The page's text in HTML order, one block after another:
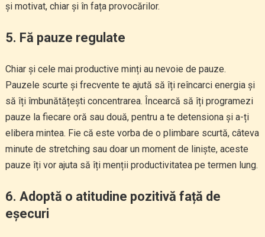
și motivat, chiar și în fața provocărilor.
5. Fă pauze regulate
Chiar și cele mai productive minți au nevoie de pauze.
Pauzele scurte și frecvente te ajută să îți reîncarci energia și
să îți îmbunătățești concentrarea. Încearcă să îți programezi
pauze la fiecare oră sau două, pentru a te detensiona și a-ți
elibera mintea. Fie că este vorba de o plimbare scurtă, câteva
minute de stretching sau doar un moment de liniște, aceste
pauze îți vor ajuta să îți menții productivitatea pe termen lung.
6. Adoptă o atitudine pozitivă față de
eșecuri